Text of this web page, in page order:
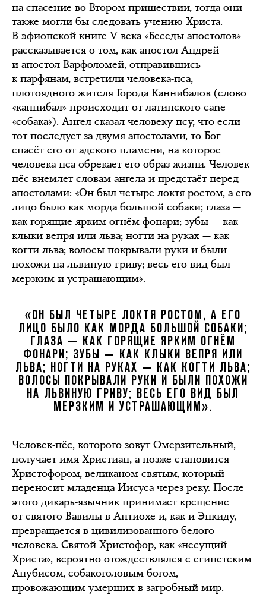
на спасение во Втором пришествии, тогда они
также могли бы следовать учению Христа.
В эфиопской книге V века «Беседы апостолов»
рассказывается о том, как апостол Андрей
и апостол Варфоломей, отправившись
к парфянам, встретили человека-пса,
плотоядного жителя Города Каннибалов (слово
«каннибал» происходит от латинского cane —
«собака»). Ангел сказал человеку-псу, что если
тот последует за двумя апостолами, то Бог
спасёт его от адского пламени, на которое
человека-пса обрекает его образ жизни. Человек-
пёс внемлет словам ангела и предстаёт перед
апостолами: «Он был четыре локтя ростом, а его
лицо было как морда большой собаки; глаза —
как горящие ярким огнём фонари; зубы — как
клыки вепря или льва; ногти на руках — как
когти льва; волосы покрывали руки и были
похожи на львиную гриву; весь его вид был
мерзким и устрашающим».
«ОН БЫЛ ЧЕТЫРЕ ЛОКТЯ РОСТОМ, А ЕГО
ЛИЦО БЫЛО КАК МОРДА БОЛЬШОЙ СОБАКИ;
ГЛАЗА — КАК ГОРЯЩИЕ ЯРКИМ ОГНЁМ
ФОНАРИ; ЗУБЫ — КАК КЛЫКИ ВЕПРЯ ИЛИ
ЛЬВА; НОГТИ НА РУКАХ — КАК КОГТИ ЛЬВА;
ВОЛОСЫ ПОКРЫВАЛИ РУКИ И БЫЛИ ПОХОЖИ
НА ЛЬВИНУЮ ГРИВУ; ВЕСЬ ЕГО ВИД БЫЛ
МЕРЗКИМ И УСТРАШАЮЩИМ».
Человек-пёс, которого зовут Омерзительный,
получает имя Христиан, а позже становится
Христофором, великаном-святым, который
переносит младенца Иисуса через реку. После
этого дикарь-язычник принимает крещение
от святого Вавилы в Антиохе и, как и Энкиду,
превращается в цивилизованного белого
человека. Святой Христофор, как «несущий
Христа», вероятно отождествлялся с египетским
Анубисом, собакоголовым богом,
провожающим умерших в загробный мир.